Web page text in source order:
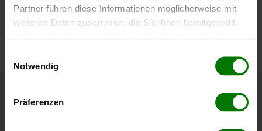
Partner führen diese Informationen möglicherweise mit
weiteren Daten zusammen, die Sie ihnen bereitgestellt
Notwendig
Präferenzen
Die aktuelle Preisentwicklung für Holzpellets in Deutschland
können Sie jederzeit auf unsererPelletspreise-Seite
Höchst- und Tiefststände der